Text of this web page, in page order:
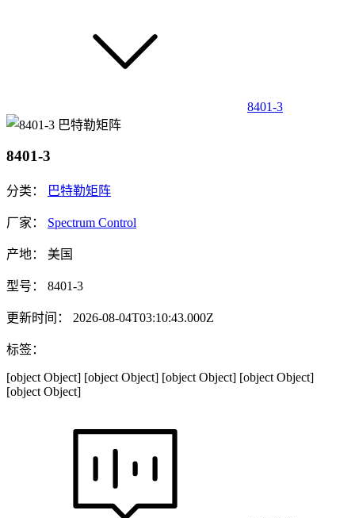
8401-3
8401-3
分类： 巴特勒矩阵
厂家： Spectrum Control
产地： 美国
型号： 8401-3
更新时间： 2026-08-04T03:10:43.000Z
标签：
[object Object] [object Object] [object Object] [object Object]
[object Object]